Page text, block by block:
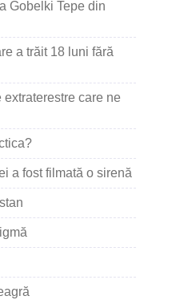
Gobelki Tepe din
a trăit 18 luni fără
care ne
a fost filmată o sirenă